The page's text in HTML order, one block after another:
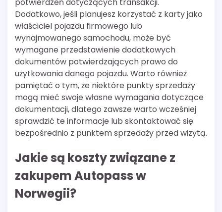
potwierdzeń dotyczących transakcji.
Dodatkowo, jeśli planujesz korzystać z karty jako
właściciel pojazdu firmowego lub
wynajmowanego samochodu, może być
wymagane przedstawienie dodatkowych
dokumentów potwierdzających prawo do
użytkowania danego pojazdu. Warto również
pamiętać o tym, że niektóre punkty sprzedaży
mogą mieć swoje własne wymagania dotyczące
dokumentacji, dlatego zawsze warto wcześniej
sprawdzić te informacje lub skontaktować się
bezpośrednio z punktem sprzedaży przed wizytą.
Jakie są koszty związane z
zakupem Autopass w
Norwegii?